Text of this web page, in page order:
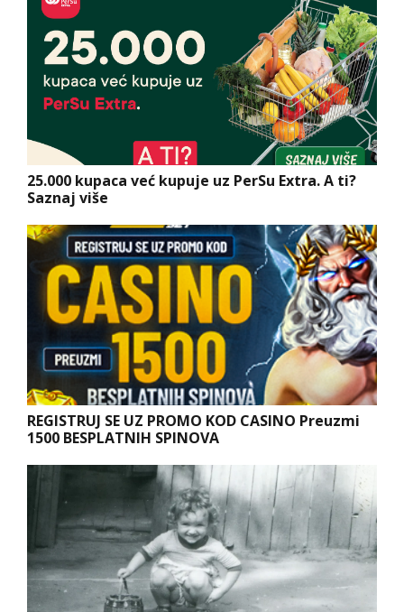
25.000 kupaca već kupuje uz PerSu Extra. A ti?
Saznaj više
REGISTRUJ SE UZ PROMO KOD CASINO Preuzmi
1500 BESPLATNIH SPINOVA